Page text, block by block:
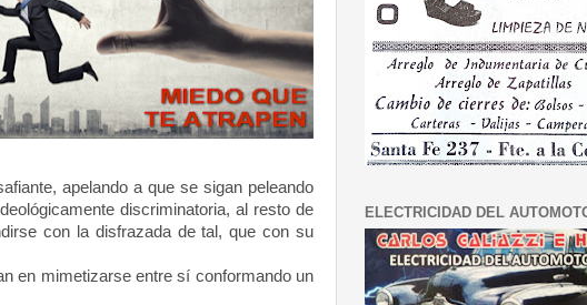
apelando a que se sigan peleando
discriminatoria, al resto de
con la disfrazada de tal, que con su
en mimetizarse entre sí conformando un
ELECTRICIDAD DEL